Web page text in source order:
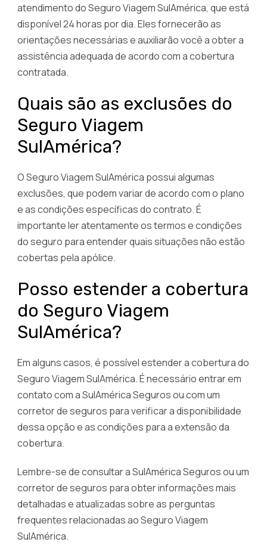
atendimento do Seguro Viagem SulAmérica, que está
disponível 24 horas por dia. Eles fornecerão as
orientações necessárias e auxiliarão você a obter a
assistência adequada de acordo com a cobertura
contratada.
Quais são as exclusões do
Seguro Viagem
SulAmérica?
O Seguro Viagem SulAmérica possui algumas
exclusões, que podem variar de acordo com o plano
e as condições específicas do contrato. É
importante ler atentamente os termos e condições
do seguro para entender quais situações não estão
cobertas pela apólice.
Posso estender a cobertura
do Seguro Viagem
SulAmérica?
Em alguns casos, é possível estender a cobertura do
Seguro Viagem SulAmérica. É necessário entrar em
contato com a SulAmérica Seguros ou com um
corretor de seguros para verificar a disponibilidade
dessa opção e as condições para a extensão da
cobertura.
Lembre-se de consultar a SulAmérica Seguros ou um
corretor de seguros para obter informações mais
detalhadas e atualizadas sobre as perguntas
frequentes relacionadas ao Seguro Viagem
SulAmérica.